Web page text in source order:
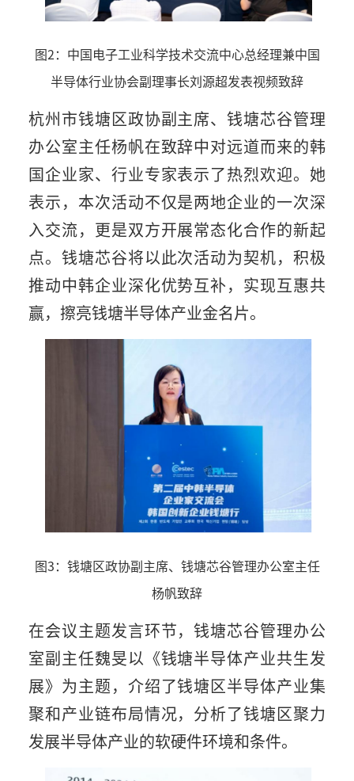
图2：中国电子工业科学技术交流中心总经理兼中国
半导体行业协会副理事长刘源超发表视频致辞
杭州市钱塘区政协副主席、钱塘芯谷管理
办公室主任杨帆在致辞中对远道而来的韩
国企业家、行业专家表示了热烈欢迎。她
表示，本次活动不仅是两地企业的一次深
入交流，更是双方开展常态化合作的新起
点。钱塘芯谷将以此次活动为契机，积极
推动中韩企业深化优势互补，实现互惠共
赢，擦亮钱塘半导体产业金名片。
图3：钱塘区政协副主席、钱塘芯谷管理办公室主任
杨帆致辞
在会议主题发言环节，钱塘芯谷管理办公
室副主任魏旻以《钱塘半导体产业共生发
展》为主题，介绍了钱塘区半导体产业集
聚和产业链布局情况，分析了钱塘区聚力
发展半导体产业的软硬件环境和条件。